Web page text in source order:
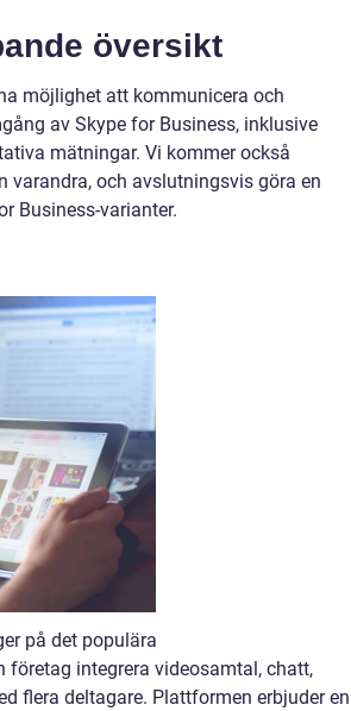
översikt
möjlighet att kommunicera och
av Skype for Business, inklusive
mätningar. Vi kommer också
varandra, och avslutningsvis göra en
Business-varianter.
på det populära
företag integrera videosamtal, chatt,
flera deltagare. Plattformen erbjuder en